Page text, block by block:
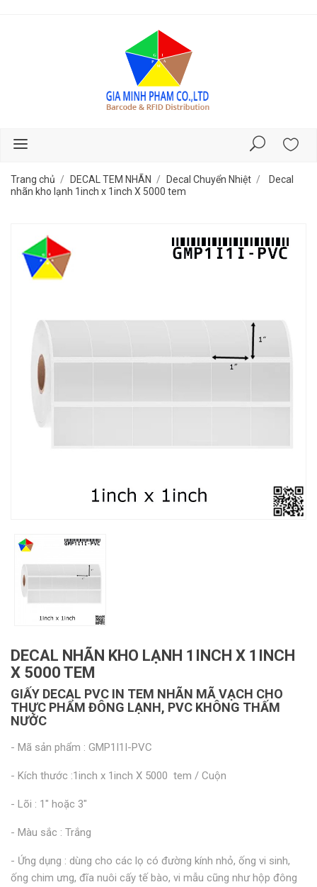
Trang chủ DECAL TEM NHÃN Decal Chuyển Nhiệt
Decal
nhãn kho lạnh 1inch x 1inch X 5000 tem
DECAL NHÃN KHO LẠNH 1INCH X 1INCH
X 5000 TEM
GIẤY DECAL PVC IN TEM NHÃN MÃ VẠCH CHO
THỰC PHẨM ĐÔNG LẠNH, PVC KHÔNG THẤM
NƯỚC
- Mã sản phẩm : GMP1I1I-PVC
- Kích thước :1inch x 1inch X 5000 tem / Cuộn
- Lõi : 1" hoặc 3"
- Màu sắc : Trắng
- Ứng dụng : dùng cho các lọ có đường kính nhỏ, ống vi sinh,
ống chim ưng, đĩa nuôi cấy tế bào, vi mẫu cũng như hộp đông